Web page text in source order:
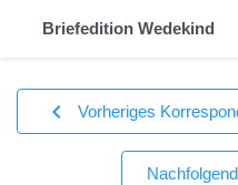
Briefedition Wedekind
chevron_left Vorheriges